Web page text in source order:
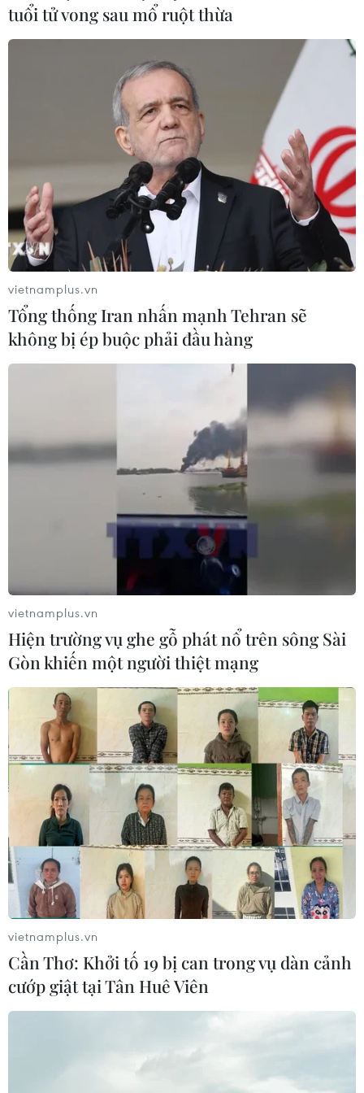
8%, xuống mức thấp kỷ lục trong vòng 25 năm qua,
trong khi đó hàng triệu người Mexico nhập cư trái phép
Tổng thống đắc cử Mỹ Donald Trump nêu
Ông Trump đã có chuyến thăm Quốc hội Mỹ và tuyên
bố dịch vụ chăm sóc y tế, an ninh biên giới và việc làm
sẽ là 3 ưu tiên chính sách hàng đầu khi ông nhậm chức
người đứng đầu Nhà Trắng.
tuổi tử vong sau mổ ruột thừa
vietnamplus.vn
Tổng thống Iran nhấn mạnh Tehran sẽ
không bị ép buộc phải đầu hàng
vietnamplus.vn
Hiện trường vụ ghe gỗ phát nổ trên sông Sài
Gòn khiến một người thiệt mạng
vietnamplus.vn
Cần Thơ: Khởi tố 19 bị can trong vụ dàn cảnh
cướp giật tại Tân Huê Viên